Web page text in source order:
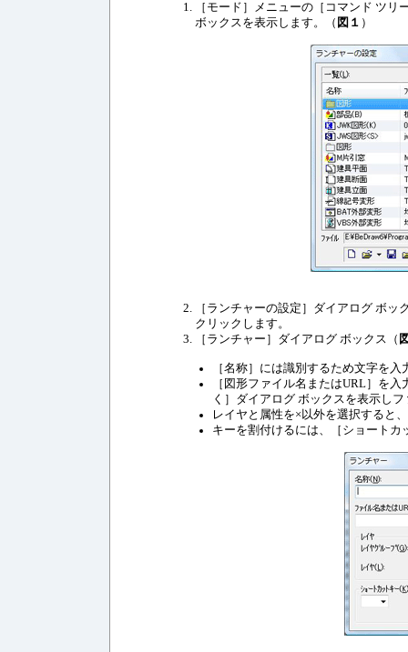
［モード］メニューの［コマンド ツ
ボックスを表示します。（ 図１ ）
［ランチャーの設定］ダイアログ ボ
クリックします。
［ランチャー］ダイアログ ボックス（
［名称］には識別するため文字を入
［図形ファイル名またはURL］を
く］ダイアログ ボックスを表示し
レイヤと属性を×以外を選択すると
キーを割付けるには、［ショート